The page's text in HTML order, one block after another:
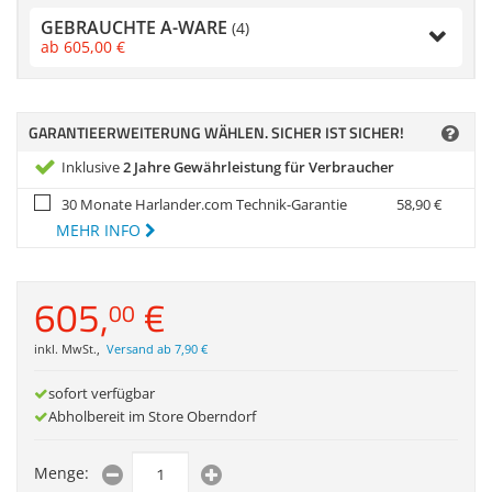
Zubehör
GEBRAUCHTE A-WARE (4)
ab 605,00 €
GARANTIEERWEITERUNG WÄHLEN. SICHER IST SICHER!
Inklusive2 Jahre Gewährleistung für Verbraucher
30 Monate Harlander.com Technik-Garantie
58,90€
MEHR INFO
605,00 €
inkl. MwSt., Versand ab 7,90 €
sofort verfügbar
Abholbereit im Store Oberndorf
Menge: